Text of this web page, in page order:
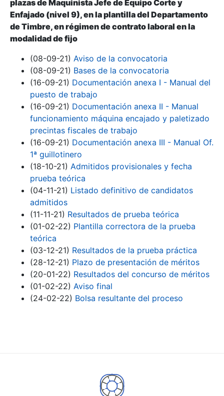
Mostrar/Ocultar
plazas de Maquinista Jefe de Equipo Corte y
Enfajado (nivel 9), en la plantilla del Departamento
de Timbre, en régimen de contrato laboral en la
modalidad de fijo
(08-09-21) Aviso de la convocatoria
(08-09-21) Bases de la convocatoria
(16-09-21) Documentación anexa I - Manual del
puesto de trabajo
(16-09-21) Documentación anexa II - Manual
funcionamiento máquina encajado y paletizado
precintas fiscales de trabajo
(16-09-21) Documentación anexa III - Manual Of.
1ª guillotinero
(18-10-21) Admitidos provisionales y fecha
prueba teórica
(04-11-21) Listado definitivo de candidatos
admitidos
(11-11-21) Resultados de prueba teórica
(01-02-22) Plantilla correctora de la prueba
teórica
(03-12-21) Resultados de la prueba práctica
(28-12-21) Plazo de presentación de méritos
(20-01-22) Resultados del concurso de méritos
(01-02-22) Aviso final
(24-02-22) Bolsa resultante del proceso